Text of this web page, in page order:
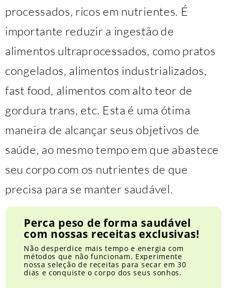
processados, ricos em nutrientes. É
importante reduzir a ingestão de
alimentos ultraprocessados, como pratos
congelados, alimentos industrializados,
fast food, alimentos com alto teor de
gordura trans, etc. Esta é uma ótima
maneira de alcançar seus objetivos de
saúde, ao mesmo tempo em que abastece
seu corpo com os nutrientes de que
precisa para se manter saudável.
Perca peso de forma saudável
com nossas receitas exclusivas!
Não desperdice mais tempo e energia com
métodos que não funcionam. Experimente
nossa seleção de receitas para secar em 30
dias e conquiste o corpo dos seus sonhos.